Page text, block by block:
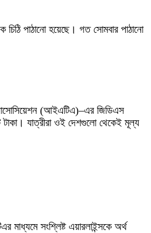
চিঠি পাঠানো হয়েছে। গত সোমবার পাঠানো
(আইএটিএ)–এর জিডিএস
টাকা। যাত্রীরা ওই দেশগুলো থেকেই মূল্য
মাধ্যমে সংশ্লিষ্ট এয়ারলাইন্সকে অর্থ